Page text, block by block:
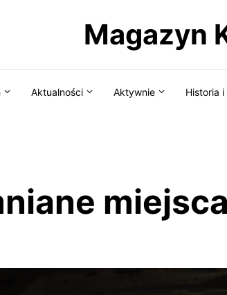
Magazyn
Aktualności Aktywnie Historia